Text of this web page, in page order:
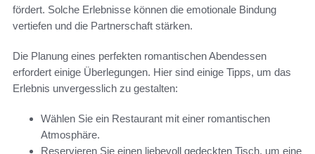
fördert. Solche Erlebnisse können die emotionale Bindung
vertiefen und die Partnerschaft stärken.
Die Planung eines perfekten romantischen Abendessen
erfordert einige Überlegungen. Hier sind einige Tipps, um das
Erlebnis unvergesslich zu gestalten:
Wählen Sie ein Restaurant mit einer romantischen
Atmosphäre.
Reservieren Sie einen liebevoll gedeckten Tisch, um eine